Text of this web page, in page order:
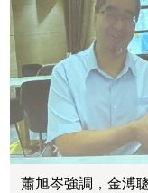
蕭旭岑強調，金溥